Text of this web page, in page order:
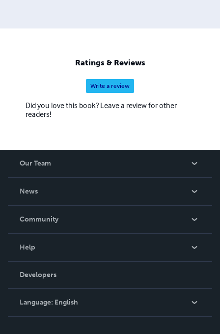
Ratings & Reviews
Write a review
Did you love this book? Leave a review for other
readers!
Our Team
News
In The News
Community
Podcast
Help
Order Lookup
Knowledge Base
Contact Support
Developers
Language: English